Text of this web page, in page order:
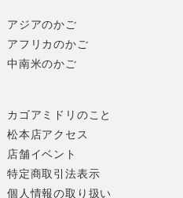
アジアのかご
アフリカのかご
中南米のかご
カゴアミドリのこと
松本店アクセス
店舗イベント
特定商取引法表示
個人情報の取り扱い